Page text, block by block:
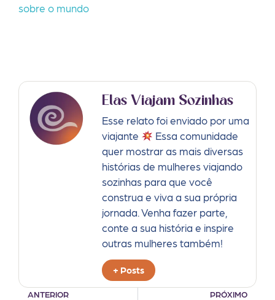
sobre o mundo
Elas Viajam Sozinhas
Esse relato foi enviado por uma
viajante
Essa comunidade
quer mostrar as mais diversas
histórias de mulheres viajando
sozinhas para que você
construa e viva a sua própria
jornada. Venha fazer parte,
conte a sua história e inspire
outras mulheres também!
+ Posts
ANTERIOR
PRÓXIMO